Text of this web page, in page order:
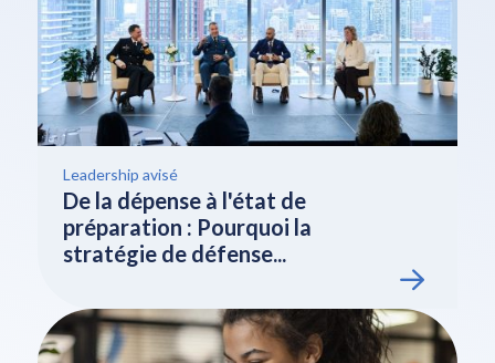
Leadership avisé
De la dépense à l'état de
préparation : Pourquoi la
stratégie de défense...